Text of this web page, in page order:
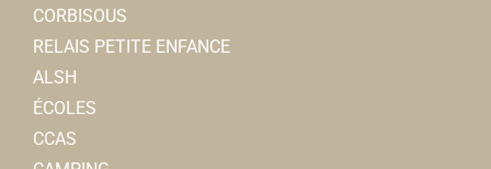
CORBISOUS
RELAIS PETITE ENFANCE
ALSH
ÉCOLES
CCAS